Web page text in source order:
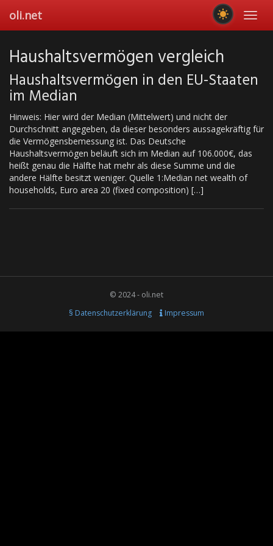
main
oli.net
Haushaltsvermögen vergleich
Haushaltsvermögen in den EU-Staaten
im Median
Hinweis: Hier wird der Median (Mittelwert) und nicht der
Durchschnitt angegeben, da dieser besonders aussagekräftig für
die Vermögensbemessung ist. Das Deutsche
Haushaltsvermögen beläuft sich im Median auf 106.000€, das
heißt genau die Hälfte hat mehr als diese Summe und die
andere Hälfte besitzt weniger. Quelle 1:Median net wealth of
households, Euro area 20 (fixed composition) […]
© 2024 - oli.net
§ Datenschutzerklärung
Impressum